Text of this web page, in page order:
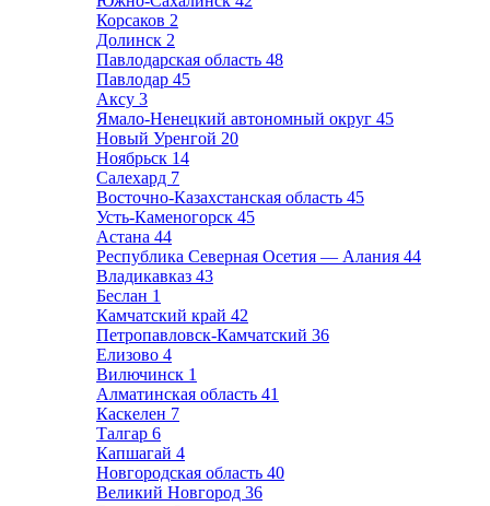
Корсаков 2
Долинск 2
Павлодарская область 48
Павлодар 45
Аксу 3
Ямало-Ненецкий автономный округ 45
Новый Уренгой 20
Ноябрьск 14
Салехард 7
Восточно-Казахстанская область 45
Усть-Каменогорск 45
Астана 44
Республика Северная Осетия — Алания 44
Владикавказ 43
Беслан 1
Камчатский край 42
Петропавловск-Камчатский 36
Елизово 4
Вилючинск 1
Алматинская область 41
Каскелен 7
Талгар 6
Капшагай 4
Новгородская область 40
Великий Новгород 36